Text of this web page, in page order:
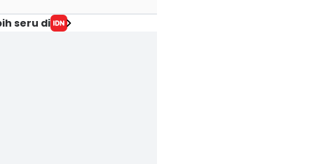
seru di